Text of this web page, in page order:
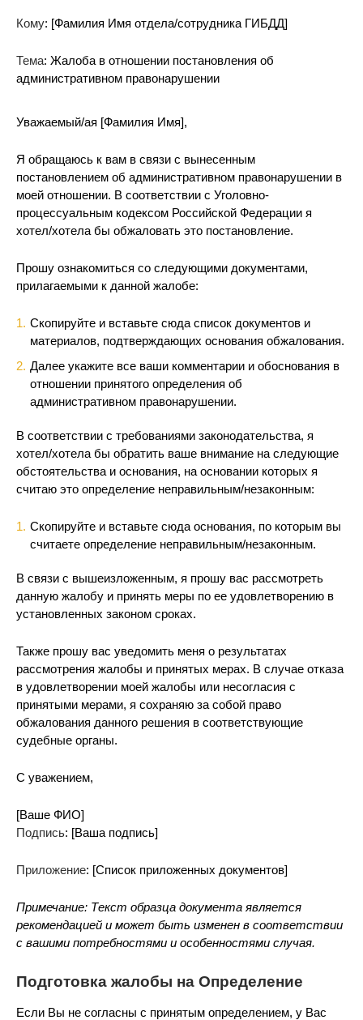
Кому: [Фамилия Имя отдела/сотрудника ГИБДД]
Тема: Жалоба в отношении постановления об
административном правонарушении
Уважаемый/ая [Фамилия Имя],
Я обращаюсь к вам в связи с вынесенным
постановлением об административном правонарушении в
моей отношении. В соответствии с Уголовно-
процессуальным кодексом Российской Федерации я
хотел/хотела бы обжаловать это постановление.
Прошу ознакомиться со следующими документами,
прилагаемыми к данной жалобе:
Скопируйте и вставьте сюда список документов и
материалов, подтверждающих основания обжалования.
Далее укажите все ваши комментарии и обоснования в
отношении принятого определения об
административном правонарушении.
В соответствии с требованиями законодательства, я
хотел/хотела бы обратить ваше внимание на следующие
обстоятельства и основания, на основании которых я
считаю это определение неправильным/незаконным:
Скопируйте и вставьте сюда основания, по которым вы
считаете определение неправильным/незаконным.
В связи с вышеизложенным, я прошу вас рассмотреть
данную жалобу и принять меры по ее удовлетворению в
установленных законом сроках.
Также прошу вас уведомить меня о результатах
рассмотрения жалобы и принятых мерах. В случае отказа
в удовлетворении моей жалобы или несогласия с
принятыми мерами, я сохраняю за собой право
обжалования данного решения в соответствующие
судебные органы.
С уважением,
[Ваше ФИО]
Подпись: [Ваша подпись]
Приложение: [Список приложенных документов]
Примечание: Текст образца документа является
рекомендацией и может быть изменен в соответствии
с вашими потребностями и особенностями случая.
Подготовка жалобы на Определение
Если Вы не согласны с принятым определением, у Вас